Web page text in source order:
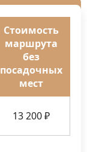
Стоимость
маршрута
без
посадочных
мест
13 200 ₽